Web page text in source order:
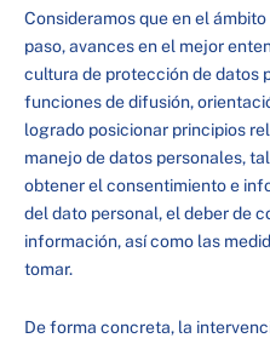
Consideramos que en el
paso, avances en el mejor
cultura de protección de datos
funciones de difusión,
logrado posicionar principios
manejo de datos personales,
obtener el consentimiento e
del dato personal, el deber de
información, así como las
tomar.
De forma concreta, la